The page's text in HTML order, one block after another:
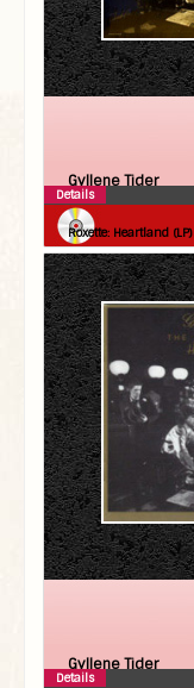
Gyllene Tider
Roxette
Roxette: Heartland (LP)
Details
Gyllene Tider
Details